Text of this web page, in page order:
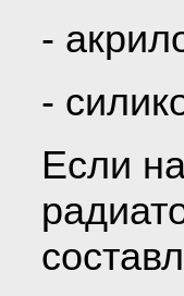
-
-
Если